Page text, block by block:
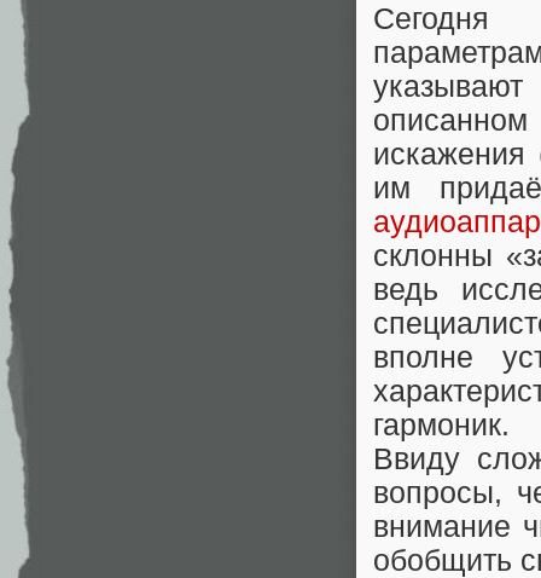
Сегодня
искажения
им
склонны
ведь
вполне
гармоник.
Ввиду
вопросы,
внимание
обобщить